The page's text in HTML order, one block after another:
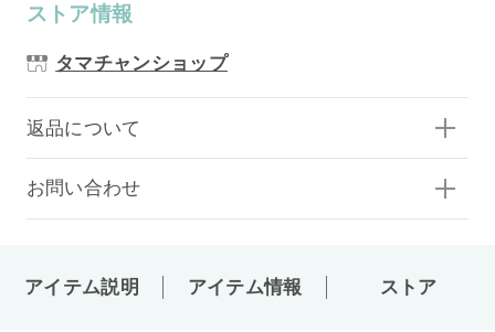
ストア情報
タマチャンショップ
返品について
お問い合わせ
アイテム説明 アイテム情報 ストア